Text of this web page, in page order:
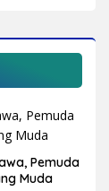
Pemuda
Muda